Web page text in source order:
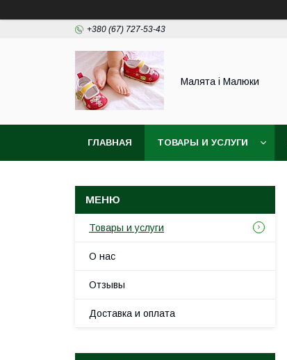
+380 (67) 727-53-43
Малята і Малюки
ГЛАВНАЯ ТОВАРЫ И УСЛУГИ
Товары и услуги
О нас
Отзывы
Доставка и оплата